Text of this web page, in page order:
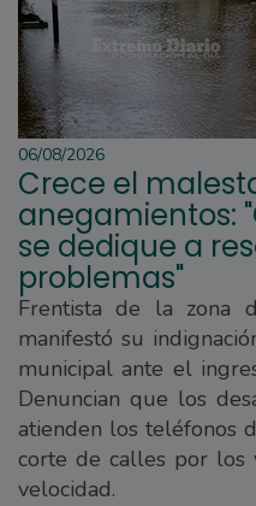
06/08/2026
Crece el
anegamientos:
se dedique a
problemas"
Frentista de la zona
manifestó su
municipal ante el
Denuncian que los
atienden los teléfonos
corte de calles por los
velocidad.